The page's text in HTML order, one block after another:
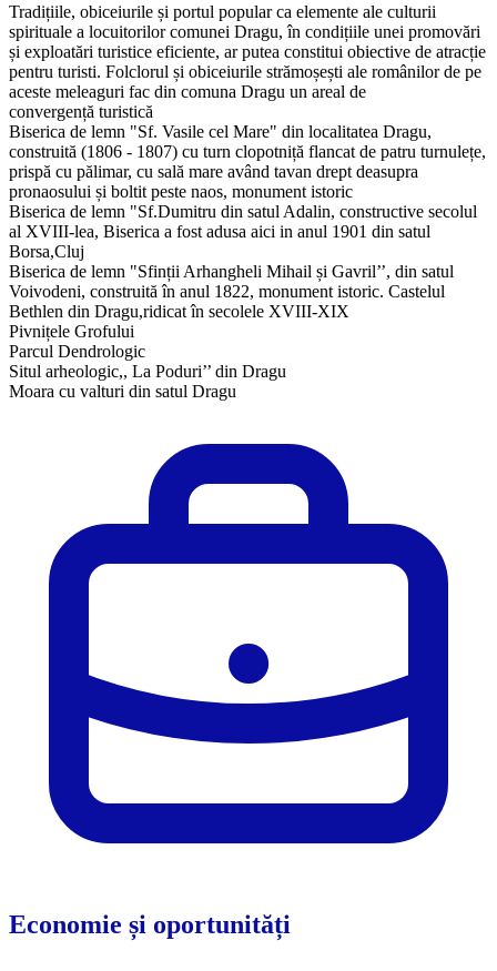
Tradițiile, obiceiurile și portul popular ca elemente ale culturii
spirituale a locuitorilor comunei Dragu, în condițiile unei promovări
și exploatări turistice eficiente, ar putea constitui obiective de atracție
pentru turisti. Folclorul și obiceiurile strămoșești ale românilor de pe
aceste meleaguri fac din comuna Dragu un areal de
convergență turistică
Biserica de lemn "Sf. Vasile cel Mare" din localitatea Dragu,
construită (1806 - 1807) cu turn clopotniță flancat de patru turnulețe,
prispă cu pălimar, cu sală mare având tavan drept deasupra
pronaosului și boltit peste naos, monument istoric
Biserica de lemn "Sf.Dumitru din satul Adalin, constructive secolul
al XVIII-lea, Biserica a fost adusa aici in anul 1901 din satul
Borsa,Cluj
Biserica de lemn "Sfinții Arhangheli Mihail și Gavril’’, din satul
Voivodeni, construită în anul 1822, monument istoric. Castelul
Bethlen din Dragu,ridicat în secolele XVIII-XIX
Pivnițele Grofului
Parcul Dendrologic
Situl arheologic,, La Poduri’’ din Dragu
​Moara cu valturi din satul Dragu
Economie și oportunități